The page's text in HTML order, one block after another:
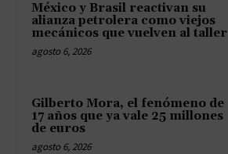
México y Brasil reactivan su
alianza petrolera como viejos
mecánicos que vuelven al taller
agosto 6, 2026
Gilberto Mora, el fenómeno de
17 años que ya vale 25 millones
de euros
agosto 6, 2026